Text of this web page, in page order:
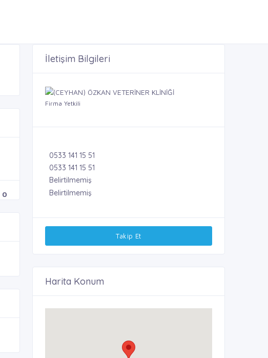
0
İletişim Bilgileri
Firma Yetkili
0533 141 15 51
0533 141 15 51
Belirtilmemiş
Belirtilmemiş
Takip Et
Harita Konum